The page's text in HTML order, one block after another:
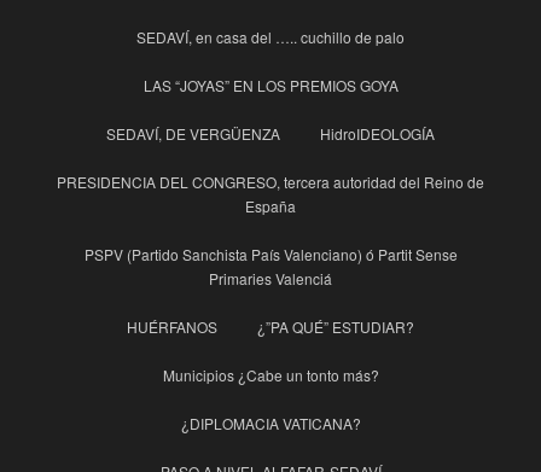
SEDAVÍ, en casa del ….. cuchillo de palo
LAS “JOYAS” EN LOS PREMIOS GOYA
SEDAVÍ, DE VERGÜENZA HidroIDEOLOGÍA
PRESIDENCIA DEL CONGRESO, tercera autoridad del Reino de
España
PSPV (Partido Sanchista País Valenciano) ó Partit Sense
Primaries Valenciá
HUÉRFANOS ¿”PA QUÉ” ESTUDIAR?
Municipios ¿Cabe un tonto más?
¿DIPLOMACIA VATICANA?